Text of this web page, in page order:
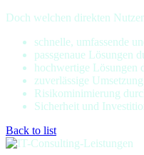
Doch welchen direkten
schnelle, umfassende
passgenaue Lösungen
hochwertige Lösungen
zuverlässige
Risikominimierung
Sicherheit und
Back to list